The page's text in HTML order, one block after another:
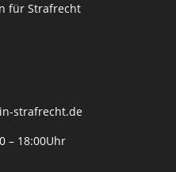
für Strafrecht
strafrecht.de
– 18:00Uhr